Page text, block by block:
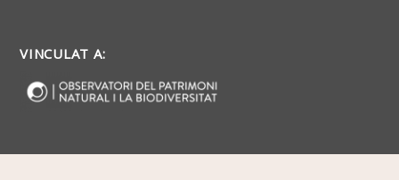
VINCULAT A: